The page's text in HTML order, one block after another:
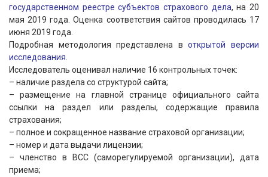
государственном реестре субъектов страхового дела, на 20
мая 2019 года. Оценка соответствия сайтов проводилась 17
июня 2019 года.
Подробная методология представлена воткрытой версии
исследования
Исследователь оценивал наличие 16 контрольных точек:
– наличие раздела со структурой сайта;
– размещение на главной странице официального сайта
ссылки на раздел или разделы, содержащие правила
страхования;
– полное и сокращенное название страховой организации;
– номер и дата выдачи лицензии;
– членство в ВСС (саморегулируемой организации), дата
приема;